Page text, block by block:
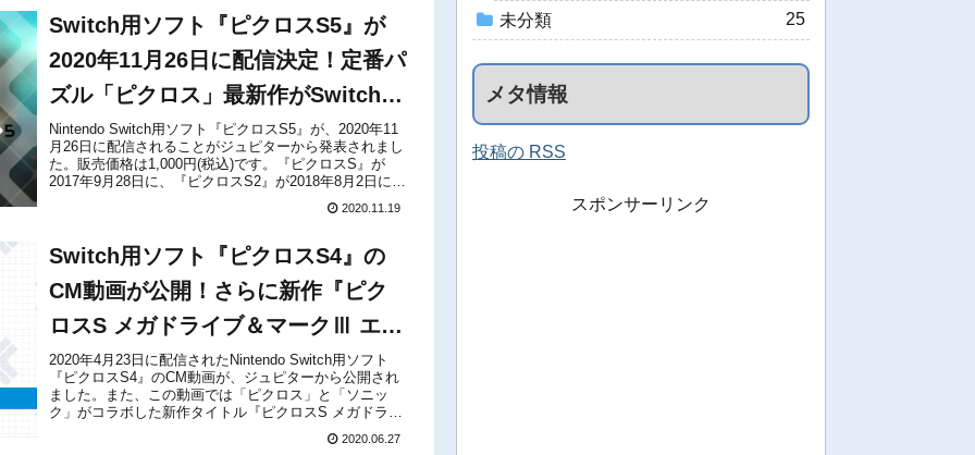
Switch用ソフト『ピクロスS5』が
2020年11月26日に配信決定！定番パ
ズル「ピクロス」最新作がSwitchに
再び登場！
Nintendo Switch用ソフト『ピクロスS5』が、2020年11
月26日に配信されることがジュピターから発表されまし
た。販売価格は1,000円(税込)です。『ピクロスS』が
2017年9月28日に、『ピクロスS2』が2018年8月2日に、
2020.11.19
Switch用ソフト『ピクロスS4』の
CM動画が公開！さらに新作『ピク
ロスS メガドライブ＆マークⅢ エデ
ィション (仮)』も発表！
2020年4月23日に配信されたNintendo Switch用ソフト
『ピクロスS4』のCM動画が、ジュピターから公開され
ました。また、この動画では「ピクロス」と「ソニッ
ク」がコラボした新作タイトル『ピクロスS メガドライ
ブ＆マークⅢ エディション (仮)』も発表されています。
2020.06.27
未分類 25
メタ情報
投稿の RSS
スポンサーリンク